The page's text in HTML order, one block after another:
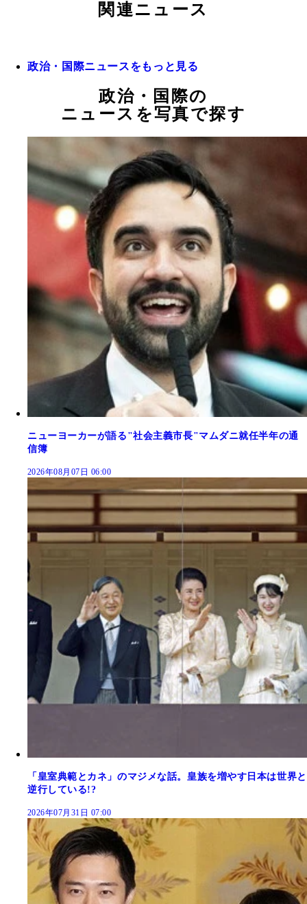
関連ニュース
政治・国際ニュースをもっと見る
政治・国際の
ニュースを写真で探す
ニューヨーカーが語る"社会主義市長"マムダニ就任半年の通
信簿
2026年08月07日 06:00
「皇室典範とカネ」のマジメな話。皇族を増やす日本は世界と
逆行している!?
2026年07月31日 07:00